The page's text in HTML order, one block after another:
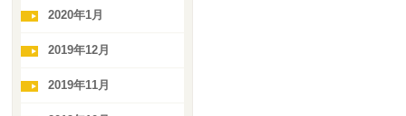
2020年1月
2019年12月
2019年11月